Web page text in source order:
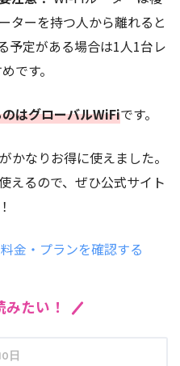
ターを持つ人から離れると
予定がある場合は1人1台レ
です。
はグローバルWiFiです。
かなりお得に使えました。
えるので、ぜひ公式サイト
金・プランを確認する
たい！
日